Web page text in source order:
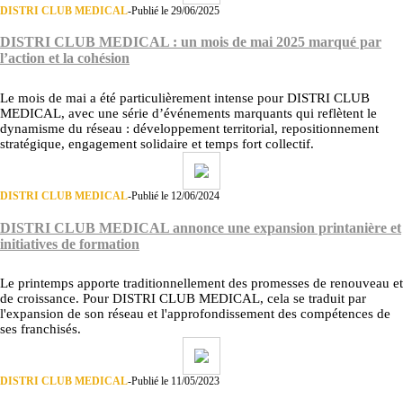
DISTRI CLUB MEDICAL-Publié le 29/06/2025
DISTRI CLUB MEDICAL : un mois de mai 2025 marqué par
l’action et la cohésion
Le mois de mai a été particulièrement intense pour DISTRI CLUB
MEDICAL, avec une série d’événements marquants qui reflètent le
dynamisme du réseau : développement territorial, repositionnement
stratégique, engagement solidaire et temps fort collectif.
DISTRI CLUB MEDICAL-Publié le 12/06/2024
DISTRI CLUB MEDICAL annonce une expansion printanière et
initiatives de formation
Le printemps apporte traditionnellement des promesses de renouveau et
de croissance. Pour DISTRI CLUB MEDICAL, cela se traduit par
l'expansion de son réseau et l'approfondissement des compétences de
ses franchisés.
DISTRI CLUB MEDICAL-Publié le 11/05/2023